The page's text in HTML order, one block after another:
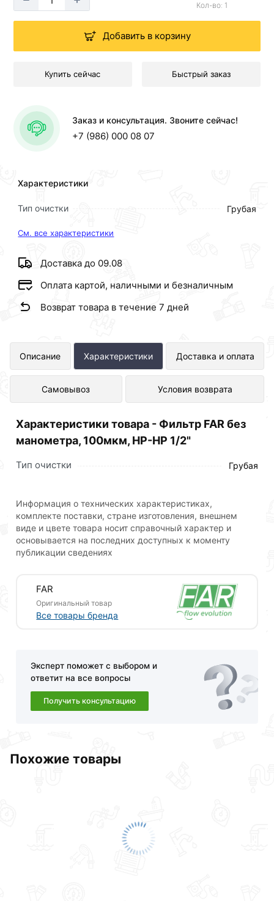
Характеристики
Тип очистки Грубая
См. все характеристики
Доставка до 09.08
Оплата картой, наличными и безналичным
Возврат товара в течение 7 дней
Кол-во: 1
Добавить в корзину
Купить сейчас Быстрый заказ
Заказ и консультация. Звоните сейчас!
+7 (986) 000 08 07
Описание Характеристики Доставка и оплата
Самовывоз Условия возврата
Фильтр FAR без манометра, 100мкм,
НР-НР 1/2" представлен в интернет-
магазине Сантехника по отличной
кнопку«Быстрый заказ». Также можете оформить
заказ позвонив по контактам указанным на сайте.
Условия доставки и цены на товар Фильтр FAR без
Наши профессиональные менеджеры обработают
заказ и свяжутся с Вами для согласования условий
Данний товар от производителя
сертифицирован,
соответствует всем стандартам качества. Возврат
купленного товарa в течение 30 дней (наличие чека
Характеристики товара - Фильтр FAR без
манометра, 100мкм, НР-НР 1/2"
Тип очистки Грубая
Информация о технических характеристиках,
комплекте поставки, стране изготовления, внешнем
виде и цвете товара носит справочный характер и
основывается на последних доступных к моменту
публикации сведениях
FAR
Оригинальный товар
Все товары бренда
Эксперт поможет с выбором и
ответит на все вопросы
Получить консультацию
Похожие товары